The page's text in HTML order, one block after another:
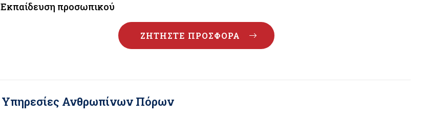
Εκπαίδευση προσωπικού
ΖΗΤΉΣΤΕ ΠΡΟΣΦΟΡΆ
Υπηρεσίες Ανθρωπίνων Πόρων